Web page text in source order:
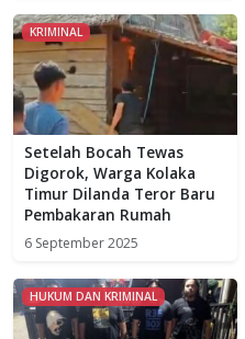
KRIMINAL
Setelah Bocah Tewas
Digorok, Warga Kolaka
Timur Dilanda Teror Baru
Pembakaran Rumah
6 September 2025
HUKUM DAN KRIMINAL